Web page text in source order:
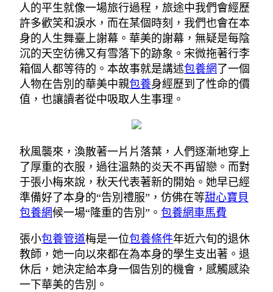
人的平生就像一場旅行過程，旅途中我們會經歷
許多歡笑和淚水，而在某個時刻，我們也會在本
身的人生舞臺上謝幕。華美的謝幕，無疑是每陰
沉的天空彷彿又有雪落下的跡象。宋微拖著行李
箱個人都等待的。本故事就是講述包養網 了一個
人物在告別的華美中親包養身經歷到了性命的價
值，也讓讀者從中吸取人生事理。
秋風襲來，渙散著一片片落葉，人們逐漸地穿上
了厚重的衣服，過往溫熱的炎天不再留戀。而對
于張小梅來說，秋天代表著新的開始。她早已經
準備好了本身的“告別禮服”，仿佛在等甜心寶貝
包養網候一場“隆重的告別”。 包養網車馬費
張小包養管道梅是一位包養條件年近六旬的退休
教師，她一向以來都在為本身的學生支出著。退
休后，她決定給本身一個告別的機會，感觸感染
一下華美的告別。